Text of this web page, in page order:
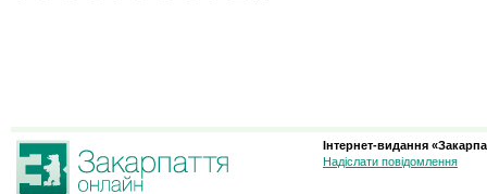
Інтернет-видання
Надіслати повідомлення